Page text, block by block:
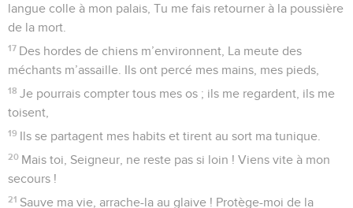
7 Cependant moi, je suis un ver et non un homme, La
dérision, l’opprobre des humains, Le méprisé, rejeté par le
peuple.
8 Lorsqu’on me voit, on se moque de moi. On fait la moue en
secouant la tête :
9 « Fie-toi à Dieu, compte sur le Seigneur ! Que celui-ci le
libère et le sauve puisqu’il est son ami ».
10 Oui, c’est bien toi qui, depuis ma naissance, m’as protégé.
Tu m’as mis en sécurité près de ma mère, tout contre sa
poitrine.